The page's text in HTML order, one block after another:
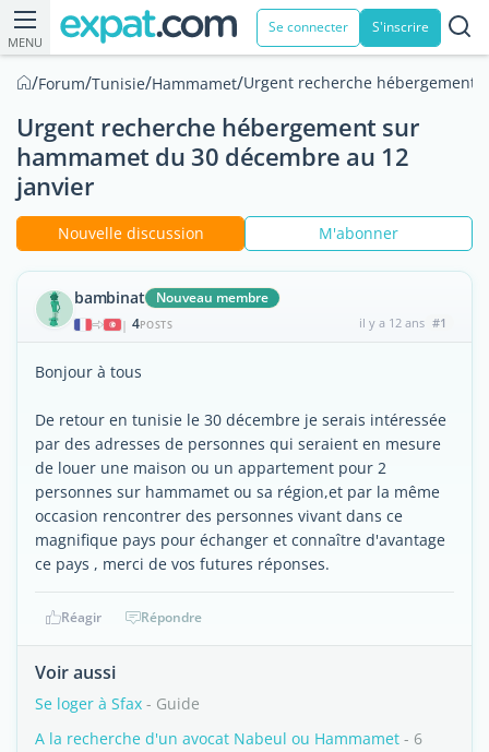
MENU
Se connecter S'inscrire
/Forum/Tunisie/Hammamet/Urgent recherche hébergement
Urgent recherche hébergement sur
hammamet du 30 décembre au 12
janvier
Nouvelle discussion M'abonner
bambinat Nouveau membre
| 4POSTS il y a 12 ans #1
Bonjour à tous
De retour en tunisie le 30 décembre je serais intéressée
par des adresses de personnes qui seraient en mesure
de louer une maison ou un appartement pour 2
personnes sur hammamet ou sa région,et par la même
occasion rencontrer des personnes vivant dans ce
magnifique pays pour échanger et connaître d'avantage
ce pays , merci de vos futures réponses.
Réagir Répondre
Voir aussi
Se loger à Sfax - Guide
A la recherche d'un avocat Nabeul ou Hammamet - 6